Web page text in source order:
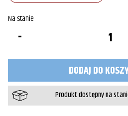
Na stanie
do
FJR1300
DODAJ DO
Produkt dostępny na